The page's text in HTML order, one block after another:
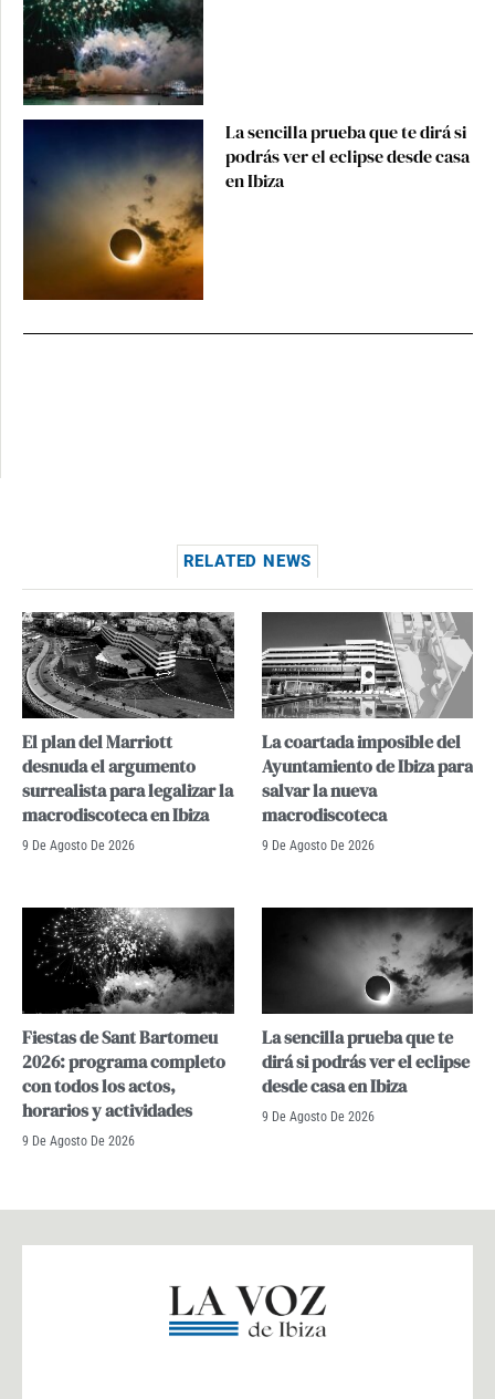
La sencilla prueba que te dirá si
podrás ver el eclipse desde casa
en Ibiza
RELATED NEWS
El plan del Marriott
desnuda el argumento
surrealista para legalizar la
macrodiscoteca en Ibiza
9 De Agosto De 2026
La coartada imposible del
Ayuntamiento de Ibiza para
salvar la nueva
macrodiscoteca
9 De Agosto De 2026
Fiestas de Sant Bartomeu
2026: programa completo
con todos los actos,
horarios y actividades
9 De Agosto De 2026
La sencilla prueba que te
dirá si podrás ver el eclipse
desde casa en Ibiza
9 De Agosto De 2026